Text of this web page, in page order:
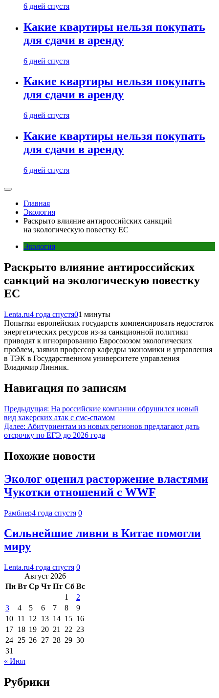
6 дней спустя
Какие квартиры нельзя покупать
для сдачи в аренду
6 дней спустя
Какие квартиры нельзя покупать
для сдачи в аренду
6 дней спустя
Какие квартиры нельзя покупать
для сдачи в аренду
6 дней спустя
Главная
Экология
Раскрыто влияние антироссийских санкций
на экологическую повестку ЕС
Экология
Раскрыто влияние антироссийских
санкций на экологическую повестку
ЕС
Lenta.ru4 года спустя01 минуты
Попытки европейских государств компенсировать недостаток
энергетических ресурсов из-за санкционной политики
приводят к игнорированию Евросоюзом экологических
проблем, заявил профессор кафедры экономики и управления
в ТЭК в Государственном университете управления
Владимир Линник.
Навигация по записям
Предыдущая: На российские компании обрушился новый
вид хакерских атак с смс-спамом
Далее: Абитуриентам из новых регионов предлагают дать
отсрочку по ЕГЭ до 2026 года
Похожие новости
Эколог оценил расторжение властями
Чукотки отношений с WWF
Рамблер4 года спустя 0
Сильнейшие ливни в Китае помогли
миру
Lenta.ru4 года спустя 0
Август 2026
Пн Вт Ср Чт Пт Сб Вс
1
2
3
4 5 6 7 8
9
10 11 12 13 14 15 16
17 18 19 20 21 22 23
24 25 26 27 28 29 30
31
« Июл
Рубрики